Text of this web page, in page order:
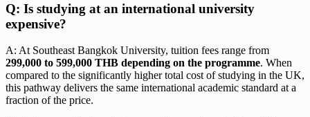
Q: Is studying at an international university
expensive?
A: At Southeast Bangkok University, tuition fees range from
299,000 to 599,000 THB depending on the programme. When
compared to the significantly higher total cost of studying in the UK,
this pathway delivers the same international academic standard at a
fraction of the price.